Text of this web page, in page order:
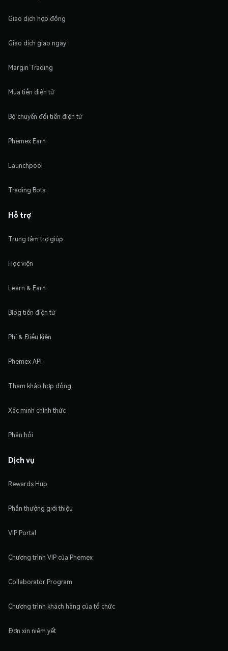
Giao dịch hợp đồng
Giao dịch giao ngay
Margin Trading
Mua tiền điện tử
Bộ chuyển đổi tiền điện tử
Phemex Earn
Launchpool
Trading Bots
Hỗ trợ
Trung tâm trợ giúp
Học viện
Learn & Earn
Blog tiền điện tử
Phí & Điều kiện
Phemex API
Tham khảo hợp đồng
Xác minh chính thức
Phản hồi
Dịch vụ
Rewards Hub
Phần thưởng giới thiệu
VIP Portal
Chương trình VIP của Phemex
Collaborator Program
Chương trình khách hàng của tổ chức
Đơn xin niêm yết